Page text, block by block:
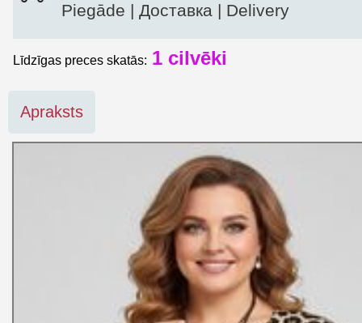
Piegāde | Доставка | Delivery
Līdzīgas preces skatās: 1 cilvēki
Apraksts